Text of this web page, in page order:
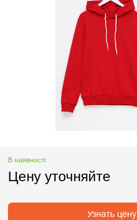
В наявності
Цену уточняйте
Узнать цену